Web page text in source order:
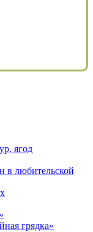
ягод
в любительской
грядка»